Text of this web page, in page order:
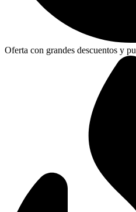
Oferta con grandes descuentos y